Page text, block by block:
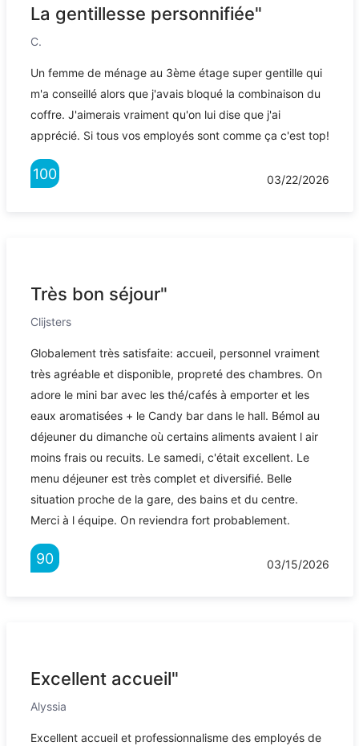
La gentillesse personnifiée"
C.
Un femme de ménage au 3ème étage super gentille qui
m'a conseillé alors que j'avais bloqué la combinaison du
coffre. J'aimerais vraiment qu'on lui dise que j'ai
apprécié. Si tous vos employés sont comme ça c'est top!
100 03/22/2026
Très bon séjour"
Clijsters
Globalement très satisfaite: accueil, personnel vraiment
très agréable et disponible, propreté des chambres. On
adore le mini bar avec les thé/cafés à emporter et les
eaux aromatisées + le Candy bar dans le hall. Bémol au
déjeuner du dimanche où certains aliments avaient l air
moins frais ou recuits. Le samedi, c'était excellent. Le
menu déjeuner est très complet et diversifié. Belle
situation proche de la gare, des bains et du centre.
Merci à l équipe. On reviendra fort probablement.
90 03/15/2026
Excellent accueil"
Alyssia
Excellent accueil et professionnalisme des employés de